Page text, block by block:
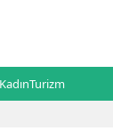
KadınTurizm